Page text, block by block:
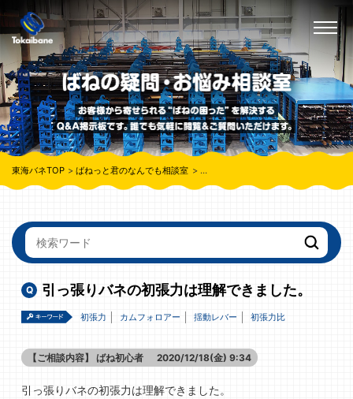
東海バネTOP ばねっと君のなんでも相談室 引っ張りバネの初張力は理解できまし
引っ張りバネの初張力は理解できました。
初張力 カムフォロアー 揺動レバー 初張力比
【ご相談内容】 ばね初心者 2020/12/18(金) 9:34
引っ張りバネの初張力は理解できました。